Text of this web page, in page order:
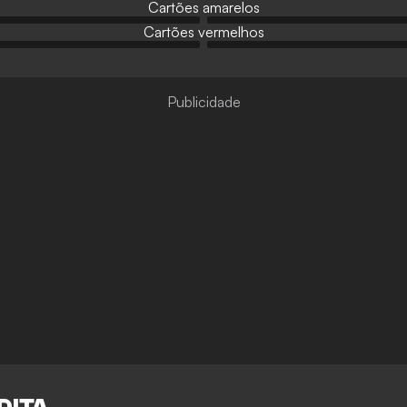
Cartões amarelos
Cartões vermelhos